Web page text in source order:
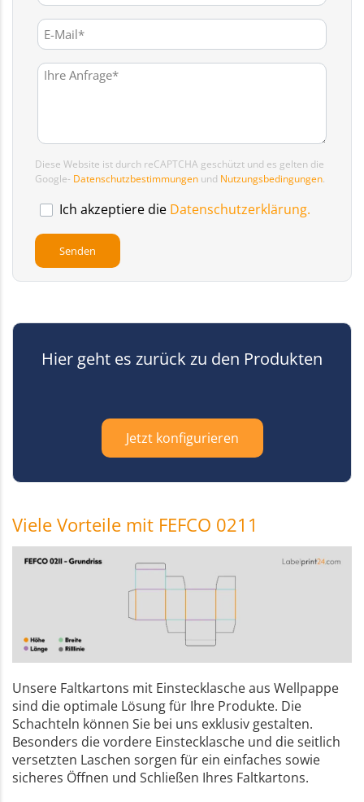
Diese Website ist durch reCAPTCHA geschützt und es gelten die
Google- Datenschutzbestimmungen und Nutzungsbedingungen.
Ich akzeptiere die Datenschutzerklärung.
Hier geht es zurück zu den Produkten
Jetzt konfigurieren
Viele Vorteile mit FEFCO 0211
Unsere Faltkartons mit Einstecklasche aus Wellpappe
sind die optimale Lösung für Ihre Produkte. Die
Schachteln können Sie bei uns exklusiv gestalten.
Besonders die vordere Einstecklasche und die seitlich
versetzten Laschen sorgen für ein einfaches sowie
sicheres Öffnen und Schließen Ihres Faltkartons.